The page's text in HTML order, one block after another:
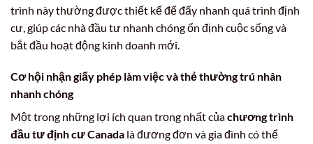
trình này thường được thiết kế để đẩy nhanh quá trình định
cư, giúp các nhà đầu tư nhanh chóng ổn định cuộc sống và
bắt đầu hoạt động kinh doanh mới.
Cơ hội nhận giấy phép làm việc và thẻ thường trú nhân
nhanh chóng
Một trong những lợi ích quan trọng nhất củachương trình
đầu tư định cư Canada là đương đơn và gia đình có thể